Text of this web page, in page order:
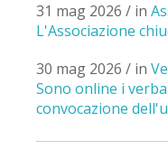
31 mag 2026 / in
L'Associazione
30 mag 2026 / in
Sono online i
convocazione